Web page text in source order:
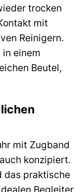
trocken
mit
Reinigern.
in einem
Beutel,
mit Zugband
konzipiert.
das praktische
Begleiter